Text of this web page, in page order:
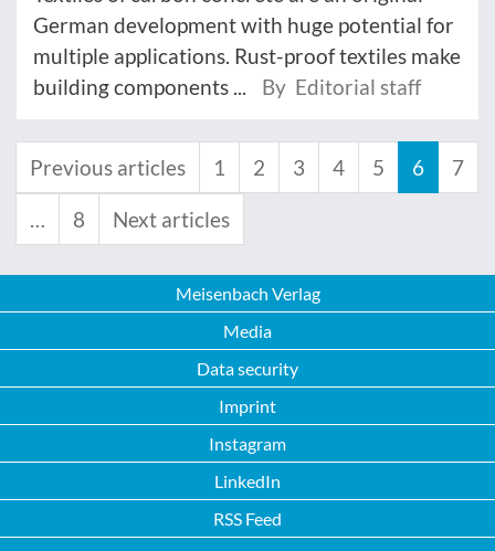
German development with huge potential for
multiple applications. Rust-proof textiles make
building components ...
By Editorial staff
Previous articles 1 2 3 4 5 6 7
… 8 Next articles
Meisenbach Verlag
Media
Data security
Imprint
Instagram
LinkedIn
RSS Feed